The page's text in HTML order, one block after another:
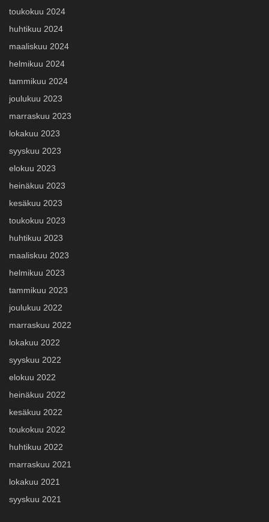
toukokuu 2024
huhtikuu 2024
maaliskuu 2024
helmikuu 2024
tammikuu 2024
joulukuu 2023
marraskuu 2023
lokakuu 2023
syyskuu 2023
elokuu 2023
heinäkuu 2023
kesäkuu 2023
toukokuu 2023
huhtikuu 2023
maaliskuu 2023
helmikuu 2023
tammikuu 2023
joulukuu 2022
marraskuu 2022
lokakuu 2022
syyskuu 2022
elokuu 2022
heinäkuu 2022
kesäkuu 2022
toukokuu 2022
huhtikuu 2022
marraskuu 2021
lokakuu 2021
syyskuu 2021